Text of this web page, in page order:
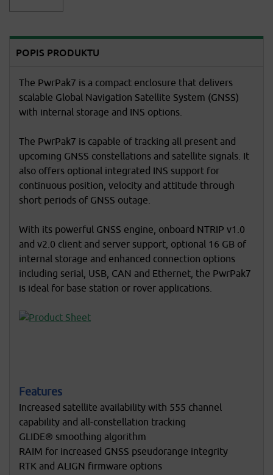
POPIS PRODUKTU
The PwrPak7 is a compact enclosure that delivers
scalable Global Navigation Satellite System (GNSS)
with internal storage and INS options.
The PwrPak7 is capable of tracking all present and
upcoming GNSS constellations and satellite signals. It
also offers optional integrated INS support for
continuous position, velocity and attitude through
short periods of GNSS outage.
With its powerful GNSS engine, onboard NTRIP v1.0
and v2.0 client and server support, optional 16 GB of
internal storage and enhanced connection options
including serial, USB, CAN and Ethernet, the PwrPak7
is ideal for base station or rover applications.
Features
Increased satellite availability with 555 channel
capability and all-constellation tracking
GLIDE® smoothing algorithm
RAIM for increased GNSS pseudorange integrity
RTK and ALIGN firmware options